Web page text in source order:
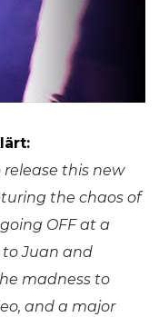
release this new
the chaos of
OFF at a
to Juan and
madness to
and a major